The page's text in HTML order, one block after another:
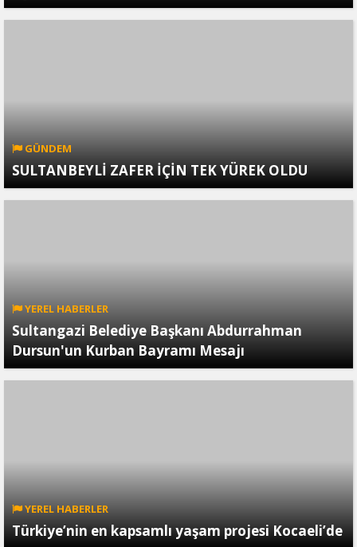
GÜNDEM
SULTANBEYLİ ZAFER İÇİN TEK YÜREK OLDU
YEREL HABERLER
Sultangazi Belediye Başkanı Abdurrahman
Dursun'un Kurban Bayramı Mesajı
YEREL HABERLER
Türkiye’nin en kapsamlı yaşam projesi Kocaeli’de